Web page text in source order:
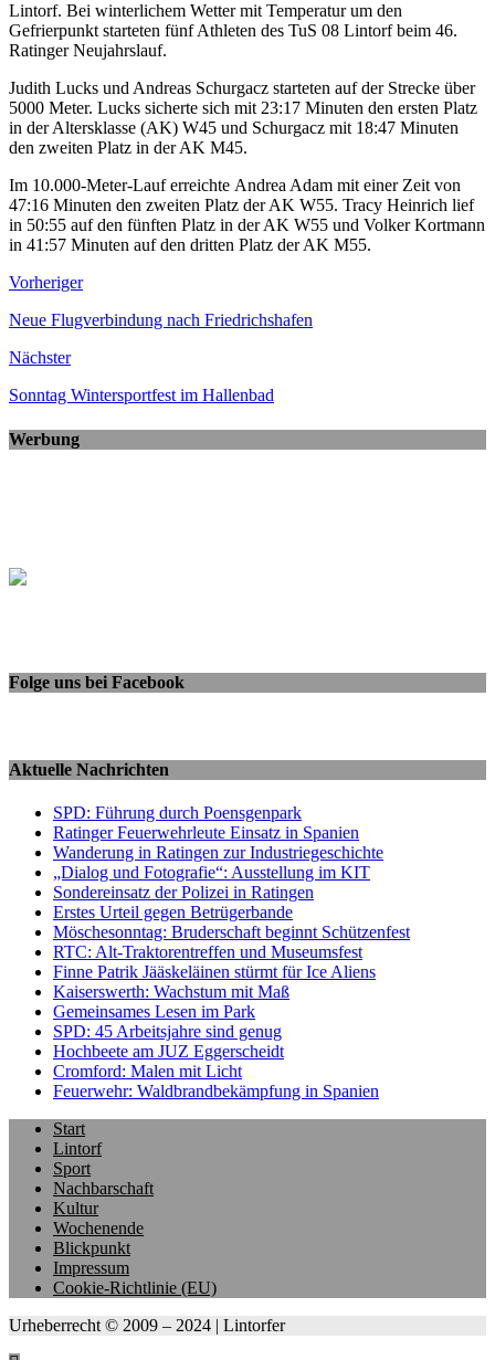
Lintorf. Bei winterlichem Wetter mit Temperatur um den
Gefrierpunkt starteten fünf Athleten des TuS 08 Lintorf beim 46.
Ratinger Neujahrslauf.
Judith Lucks und Andreas Schurgacz starteten auf der Strecke über
5000 Meter. Lucks sicherte sich mit 23:17 Minuten den ersten Platz
in der Altersklasse (AK) W45 und Schurgacz mit 18:47 Minuten
den zweiten Platz in der AK M45.
Im 10.000-Meter-Lauf erreichte Andrea Adam mit einer Zeit von
47:16 Minuten den zweiten Platz der AK W55. Tracy Heinrich lief
in 50:55 auf den fünften Platz in der AK W55 und Volker Kortmann
in 41:57 Minuten auf den dritten Platz der AK M55.
Vorheriger
Neue Flugverbindung nach Friedrichshafen
Nächster
Sonntag Wintersportfest im Hallenbad
Werbung
Folge uns bei Facebook
Aktuelle Nachrichten
SPD: Führung durch Poensgenpark
Ratinger Feuerwehrleute Einsatz in Spanien
Wanderung in Ratingen zur Industriegeschichte
„Dialog und Fotografie“: Ausstellung im KIT
Sondereinsatz der Polizei in Ratingen
Erstes Urteil gegen Betrügerbande
Möschesonntag: Bruderschaft beginnt Schützenfest
RTC: Alt-Traktorentreffen und Museumsfest
Finne Patrik Jääskeläinen stürmt für Ice Aliens
Kaiserswerth: Wachstum mit Maß
Gemeinsames Lesen im Park
SPD: 45 Arbeitsjahre sind genug
Hochbeete am JUZ Eggerscheidt
Cromford: Malen mit Licht
Feuerwehr: Waldbrandbekämpfung in Spanien
Start
Lintorf
Sport
Nachbarschaft
Kultur
Wochenende
Blickpunkt
Impressum
Cookie-Richtlinie (EU)
Urheberrecht © 2009 – 2024 | Lintorfer